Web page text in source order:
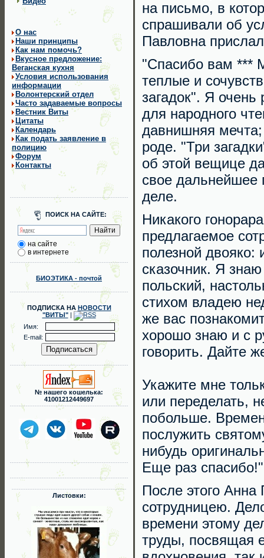
О нас
Наши принципы
Как нам помочь?
Вкусное предложение:
Веганская кухня
Условия использования
информации
Волонтерский отдел
Часто задаваемые вопросы
Вестник Виты
Цитаты
Календарь
Как подать заявление в
полицию
Форум
Контакты
ПОИСК НА САЙТЕ:
на сайте
в интернете
БИОЭТИКА - почтой
ПОДПИСКА НА НОВОСТИ
"ВИТЫ"|
Имя:
E-mail:
№ нашего кошелька:
41001212449697
Листовки:
на письмо, в
спрашивали об
Павловна
"Спасибо вам ***
теплые и
загадок". Я очень
для народного
давнишняя
роде. "Три
об этой вещице
свое дальнейшее
деле.
Никакого
предлагаемое
полезной двояко:
сказочник. Я
польский,
стихом владею
же вас
хорошо знаю и с
говорить. Дайте
Укажите мне
или переделать,
побольше.
послужить
нибудь
Еще раз спасибо!"
После этого
сотрудницею.
времени этому
труды, посвящая